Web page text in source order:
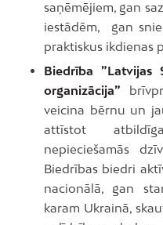
saņēmējiem, gan
iestādēm, gan
praktiskus ikdienas
Biedrība
organizācija”
veicina bērnu un
attīstot
nepieciešamās
Biedrības biedri
nacionālā, gan
karam Ukrainā,